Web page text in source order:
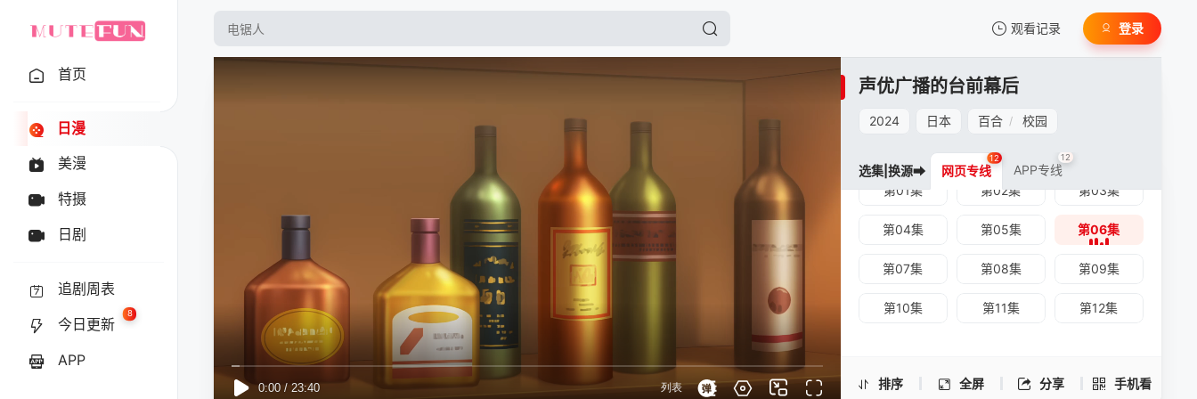
观看记录
我的观影记录
登录
首页
日漫
美漫
特摄
日剧
追剧周表
今日更新
8
APP
声优广播的台前幕后
2024 日本 百合 / 校园
排序 全屏 分享 手机看
手机扫一扫继续看
选集|换源➡ 网页专线
12
APP专线
12
第01集 第02集 第03集
第04集 第05集 第06集
第07集 第08集 第09集
第10集 第11集 第12集